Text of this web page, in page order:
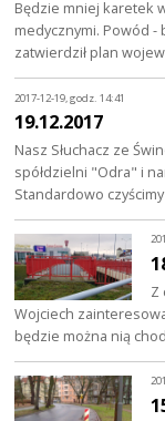
Będzie mniej karetek
medycznymi. Powód
zatwierdził plan
2017-12-19, godz. 14:41
19.12.2017
Nasz Słuchacz ze
spółdzielni "Odra" i
Standardowo
Z
Wojciech
będzie można nią